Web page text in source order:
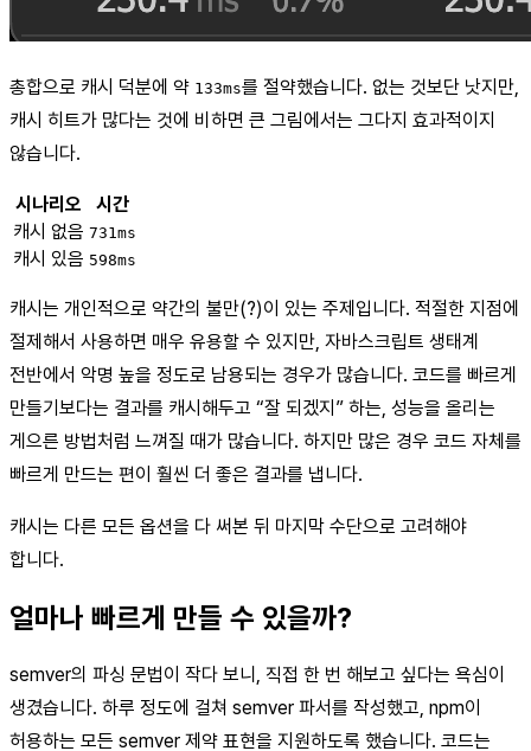
총합으로 캐시 덕분에 약 133ms를 절약했습니다. 없는 것보단 낫지만,
캐시 히트가 많다는 것에 비하면 큰 그림에서는 그다지 효과적이지
않습니다.
시나리오
시간
캐시 없음 731ms
캐시 있음 598ms
캐시는 개인적으로 약간의 불만(?)이 있는 주제입니다. 적절한 지점에
절제해서 사용하면 매우 유용할 수 있지만, 자바스크립트 생태계
전반에서 악명 높을 정도로 남용되는 경우가 많습니다. 코드를 빠르게
만들기보다는 결과를 캐시해두고 “잘 되겠지” 하는, 성능을 올리는
게으른 방법처럼 느껴질 때가 많습니다. 하지만 많은 경우 코드 자체를
빠르게 만드는 편이 훨씬 더 좋은 결과를 냅니다.
캐시는 다른 모든 옵션을 다 써본 뒤 마지막 수단으로 고려해야
합니다.
얼마나 빠르게 만들 수 있을까?
semver의 파싱 문법이 작다 보니, 직접 한 번 해보고 싶다는 욕심이
생겼습니다. 하루 정도에 걸쳐 semver 파서를 작성했고, npm이
허용하는 모든 semver 제약 표현을 지원하도록 했습니다. 코드는